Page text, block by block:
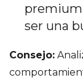
premium
ser una
Consejo: